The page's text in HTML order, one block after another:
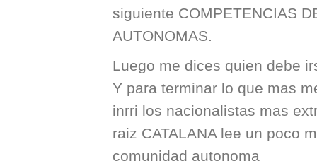
siguiente COMPETENCIAS
AUTONOMAS.
Luego me dices quien debe
Y para terminar lo que mas
inrri los nacionalistas mas
raiz CATALANA lee un poco
comunidad autonoma